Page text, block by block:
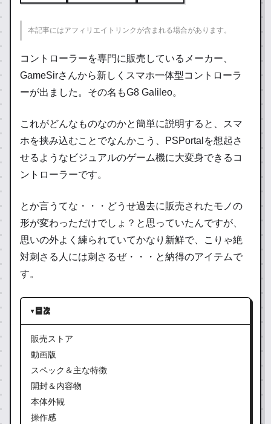
本記事にはアフィリエイトリンクが含まれる場合があります。
コントローラーを専門に販売しているメーカー、
GameSirさんから新しくスマホ一体型コントローラ
ーが出ました。その名もG8 Galileo。
これがどんなものなのかと簡単に説明すると、スマ
ホを挟み込むことでなんかこう、PSPortalを想起さ
せるようなビジュアルのゲーム機に大変身できるコ
ントローラーです。
とか言うてな・・・どうせ過去に販売されたモノの
形が変わっただけでしょ？と思っていたんですが、
思いの外よく練られていてかなり新鮮で、こりゃ絶
対刺さる人には刺さるぜ・・・と納得のアイテムで
す。
目次
販売ストア
動画版
スペック＆主な特徴
開封＆内容物
本体外観
操作感